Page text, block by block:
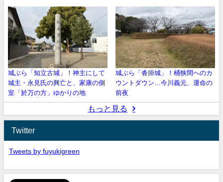
城ぶら「知立古城」！神主にして
城主・永見氏の興亡と、家康の側
室「於万の方」ゆかりの地
城ぶら「沓掛城」！桶狭間へのカ
ウントダウン…今川義元、運命の
前夜
もっと見る
Twitter
Tweets by fuyukigreen